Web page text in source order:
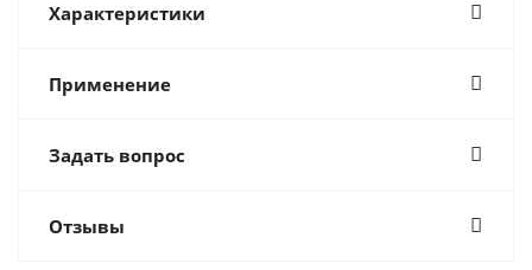
Характеристики
Применение
Задать вопрос
Отзывы